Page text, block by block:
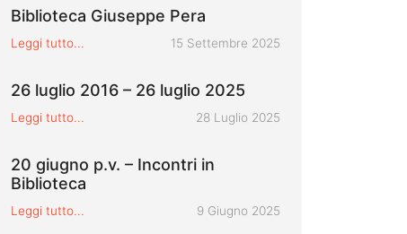
Biblioteca Giuseppe Pera
Leggi tutto... Pubblicato il
15 Settembre 2025
26 luglio 2016 – 26 luglio 2025
Leggi tutto... Pubblicato il
28 Luglio 2025
20 giugno p.v. – Incontri in
Biblioteca
Leggi tutto... Pubblicato il
9 Giugno 2025